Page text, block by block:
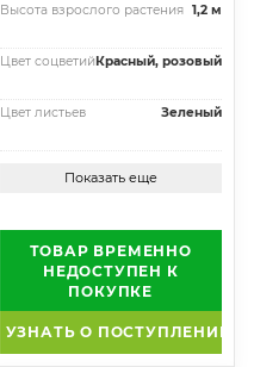
Высота взрослого растения 1,2 м
Цвет соцветийКрасный, розовый
Цвет листьев Зеленый
Показать еще
ТОВАР ВРЕМЕННО
НЕДОСТУПЕН К
ПОКУПКЕ
УЗНАТЬ О ПОСТУПЛЕНИИ